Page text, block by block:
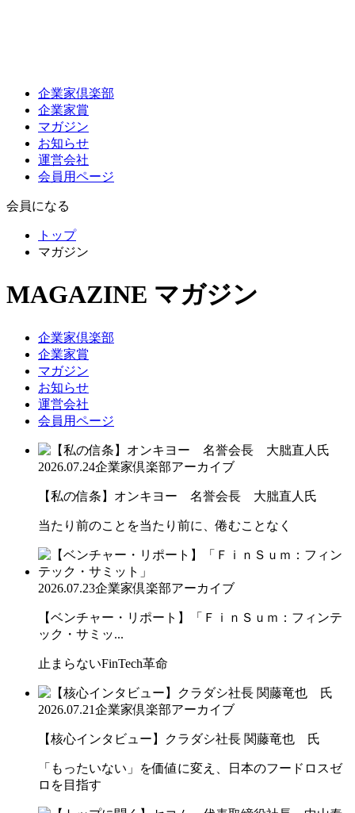
企業家倶楽部
企業家賞
マガジン
お知らせ
運営会社
会員用ページ
会員になる
トップ
マガジン
MAGAZINE マガジン
企業家倶楽部
企業家賞
マガジン
お知らせ
運営会社
会員用ページ
2026.07.24企業家倶楽部アーカイブ
【私の信条】オンキヨー 名誉会長 大朏直人氏
当たり前のことを当たり前に、倦むことなく
2026.07.23企業家倶楽部アーカイブ
【ベンチャー・リポート】「ＦｉｎＳｕｍ：フィンテ
ック・サミッ...
止まらないFinTech革命
2026.07.21企業家倶楽部アーカイブ
【核心インタビュー】クラダシ社長 関藤竜也 氏
「もったいない」を価値に変え、日本のフードロスゼ
ロを目指す